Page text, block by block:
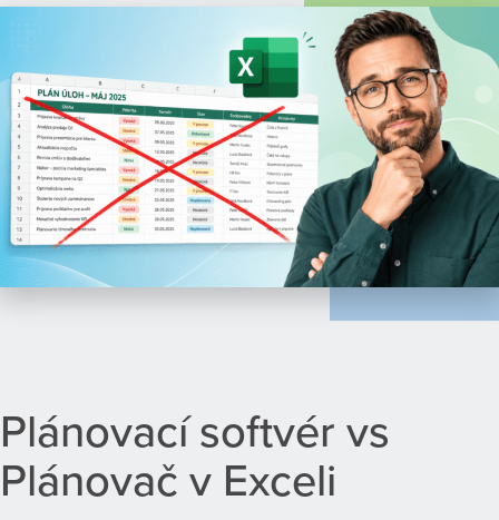
Plánovací softvér vs
Plánovač v Exceli